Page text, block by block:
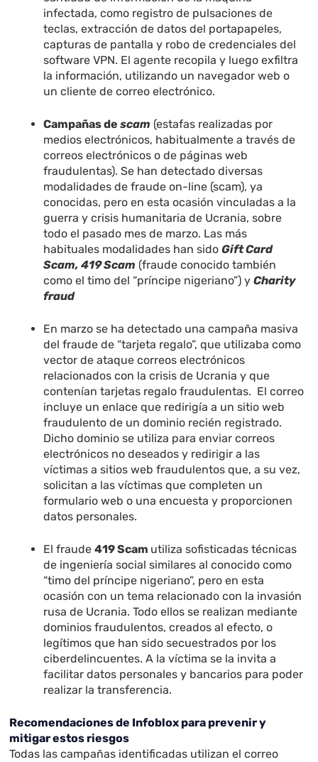
infectada, como registro de pulsaciones de
teclas, extracción de datos del portapapeles,
capturas de pantalla y robo de credenciales del
software VPN. El agente recopila y luego exfiltra
la información, utilizando un navegador web o
un cliente de correo electrónico.
Campañas descam (estafas realizadas por
medios electrónicos, habitualmente a través de
correos electrónicos o de páginas web
fraudulentas). Se han detectado diversas
modalidades de fraude on-line (scam), ya
conocidas, pero en esta ocasión vinculadas a la
guerra y crisis humanitaria de Ucrania, sobre
todo el pasado mes de marzo. Las más
habituales modalidades han sidoGift Card
Scam, 419 Scam (fraude conocido también
como el timo del “príncipe nigeriano”) yCharity
fraud
En marzo se ha detectado una campaña masiva
del fraude de “tarjeta regalo”, que utilizaba como
vector de ataque correos electrónicos
relacionados con la crisis de Ucrania y que
contenían tarjetas regalo fraudulentas. El correo
incluye un enlace que redirigía a un sitio web
fraudulento de un dominio recién registrado.
Dicho dominio se utiliza para enviar correos
electrónicos no deseados y redirigir a las
víctimas a sitios web fraudulentos que, a su vez,
solicitan a las víctimas que completen un
formulario web o una encuesta y proporcionen
datos personales.
El fraude419 Scam utiliza sofisticadas técnicas
de ingeniería social similares al conocido como
“timo del príncipe nigeriano”, pero en esta
ocasión con un tema relacionado con la invasión
rusa de Ucrania. Todo ellos se realizan mediante
dominios fraudulentos, creados al efecto, o
legítimos que han sido secuestrados por los
ciberdelincuentes. A la víctima se la invita a
facilitar datos personales y bancarios para poder
realizar la transferencia.
Recomendaciones de Infoblox para prevenir y
mitigar estos riesgos
Todas las campañas identificadas utilizan el correo